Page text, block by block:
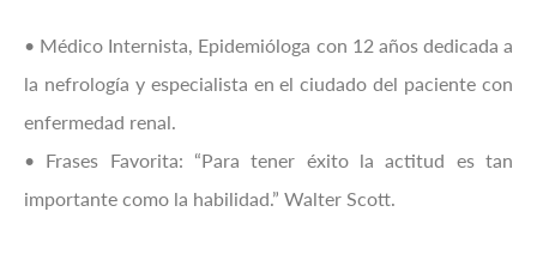
• Médico Internista, Epidemióloga con 12 años dedicada a
la nefrología y especialista en el ciudado del paciente con
enfermedad renal.
• Frases Favorita: “Para tener éxito la actitud es tan
importante como la habilidad.” Walter Scott.